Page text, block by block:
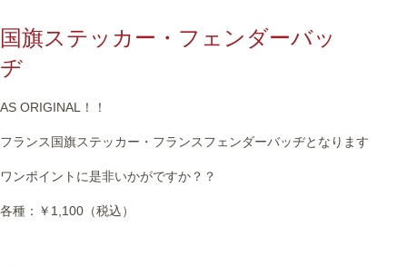
国旗ステッカー・フェンダーバッ
ヂ
AS ORIGINAL！！
フランス国旗ステッカー・フランスフェンダーバッヂとなります
ワンポイントに是非いかがですか？？
各種：￥1,100（税込）